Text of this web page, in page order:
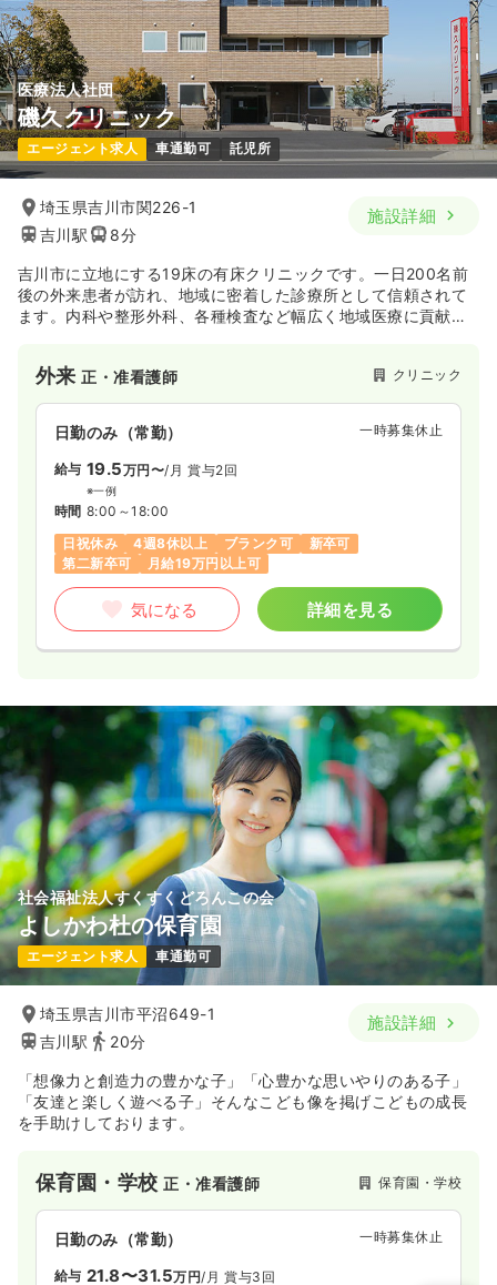
医療法人社団
磯久クリニック
エージェント求人 車通勤可 託児所
埼玉県吉川市関226-1
吉川駅
8分
施設詳細
吉川市に立地にする19床の有床クリニックです。一日200名前
後の外来患者が訪れ、地域に密着した診療所として信頼されて
ます。内科や整形外科、各種検査など幅広く地域医療に貢献し
外来正・准看護師 クリニック
日勤のみ（常勤） 一時募集休止
給与 19.5万円〜/月 賞与2回
※一例
時間 8:00～18:00
日祝休み
4週8休以上 ブランク可
新卒可
第二新卒可
月給19万円以上可
気になる 詳細を見る
社会福祉法人すくすくどろんこの会
よしかわ杜の保育園
エージェント求人 車通勤可
埼玉県吉川市平沼649-1
吉川駅
20分
施設詳細
「想像力と創造力の豊かな子」「心豊かな思いやりのある子」
「友達と楽しく遊べる子」そんなこども像を掲げこどもの成長
を手助けしております。
保育園・学校正・准看護師 保育園・学校
日勤のみ（常勤） 一時募集休止
給与 21.8〜31.5万円/月 賞与3回